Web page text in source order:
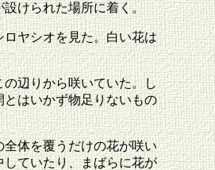
けられた場所に着く。
ヤシオを見た。白い花は
辺りから咲いていた。し
はいかず物足りないもの
体を覆うだけの花が咲い
ていたり、まばらに花が